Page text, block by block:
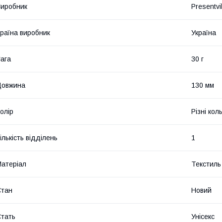
виробник Україна
30 г
130 мм
Різні
відділень 1
Текстиль
Новий
Унісекс